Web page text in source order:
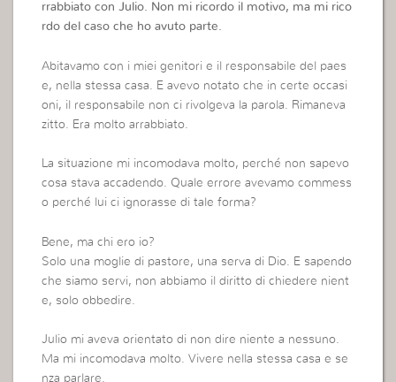
rrabbiato con Julio. Non mi ricordo il motivo, ma mi rico
rdo del caso che ho avuto parte.
Abitavamo con i miei genitori e il responsabile del paes
e, nella stessa casa. E avevo notato che in certe occasi
oni, il responsabile non ci rivolgeva la parola. Rimaneva
zitto. Era molto arrabbiato.
La situazione mi incomodava molto, perché non sapevo
cosa stava accadendo. Quale errore avevamo commess
o perché lui ci ignorasse di tale forma?
Bene, ma chi ero io?
Solo una moglie di pastore, una serva di Dio. E sapendo
che siamo servi, non abbiamo il diritto di chiedere nient
e, solo obbedire.
Julio mi aveva orientato di non dire niente a nessuno.
Ma mi incomodava molto. Vivere nella stessa casa e se
nza parlare.